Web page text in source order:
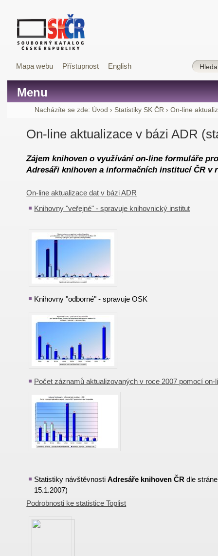
Mapa webu Přístupnost English
Menu
Nacházíte se zde: Úvod › Statistiky SK ČR › On-line
On-line aktualizace v bázi ADR
Zájem knihoven o využívání on-line formuláře
Adresáři knihoven a informačních institucí ČR v
On-line aktualizace dat v bázi ADR
Knihovny "veřejné" - spravuje knihovnický institut
Knihovny "odborné" - spravuje OSK
Počet záznamů aktualizovaných v roce 2007 pomocí on-
Statistiky návštěvnostiAdresáře knihoven ČR dle
15.1.2007)
Podrobnosti ke statistice Toplist